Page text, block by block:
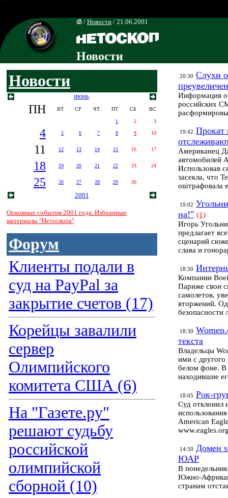
/ Новости / 21.06.2001
Новости
Новости
ИЮНЬ
ПН ВТ СР ЧТ ПТ СБ ВС
1 2 3
4 5 6 7 8 9 10
11 12 13 14 15 16 17
18 19 20 21 22 23 24
25 26 27 28 29 30
2001
Основные события 2001 года. Избранные
материалы "Нетоскопа"
Форум
Клиенты подали в
суд на PayPal за
закрытие счетов (17)
Корейцы завалили
сервер
Олимпийского
комитета США (6)
На "Газете.ру"
решают судьбу
российской
олимпийской
сборной (10)
20:30 Слухи
Информация о
российских
19:42 Прокат
Американец
автомобилей
Использовав
засекла, что
оштрафовала
19:02
на!" (1)
Игорь
предлагает
сценарий
слава и
18:50
Компании
Париже свои
самолетов,
вторжений.
безопасности
18:30
текста
Владельцы
ими с другого
белом фоне. В
находившие
18:05 Рок-
Суд отклонил
American
14:50 Домен
ЮАР
В
Южно-
странам